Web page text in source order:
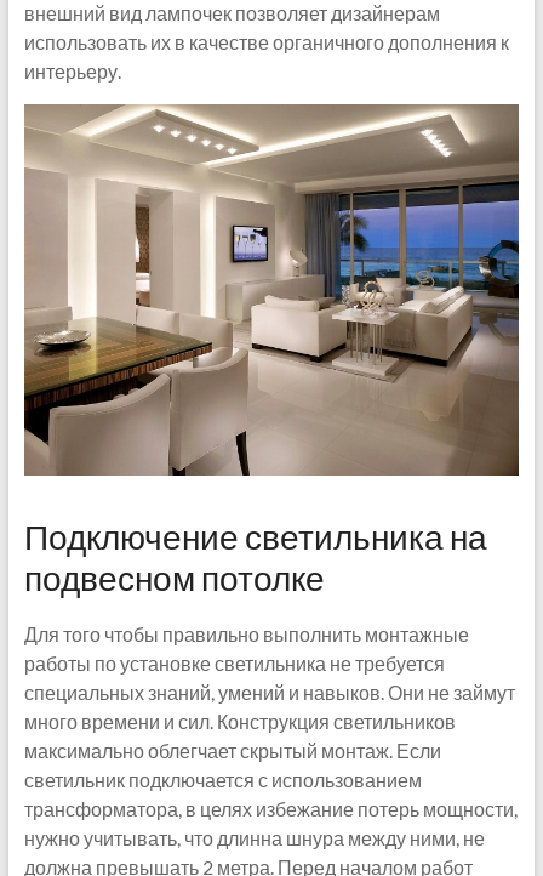
внешний вид лампочек позволяет дизайнерам
использовать их в качестве органичного дополнения к
интерьеру.
Подключение светильника на
подвесном потолке
Для того чтобы правильно выполнить монтажные
работы по установке светильника не требуется
специальных знаний, умений и навыков. Они не займут
много времени и сил. Конструкция светильников
максимально облегчает скрытый монтаж. Если
светильник подключается с использованием
трансформатора, в целях избежание потерь мощности,
нужно учитывать, что длинна шнура между ними, не
должна превышать 2 метра. Перед началом работ